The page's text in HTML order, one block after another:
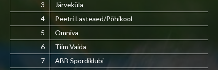
3
Järveküla
4
Peetri Lasteaed/Põhikool
5
Omniva
6
Tiim Vaida
7
ABB Spordiklubi